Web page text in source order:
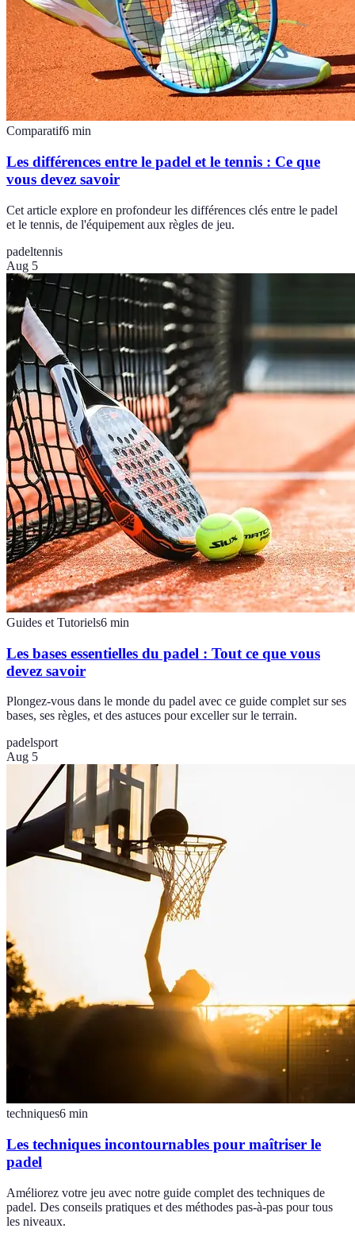
Comparatif6 min
Les différences entre le padel et le tennis : Ce que
vous devez savoir
Cet article explore en profondeur les différences clés entre le padel
et le tennis, de l'équipement aux règles de jeu.
padeltennis
Aug 5
Guides et Tutoriels6 min
Les bases essentielles du padel : Tout ce que vous
devez savoir
Plongez-vous dans le monde du padel avec ce guide complet sur ses
bases, ses règles, et des astuces pour exceller sur le terrain.
padelsport
Aug 5
techniques6 min
Les techniques incontournables pour maîtriser le
padel
Améliorez votre jeu avec notre guide complet des techniques de
padel. Des conseils pratiques et des méthodes pas-à-pas pour tous
les niveaux.